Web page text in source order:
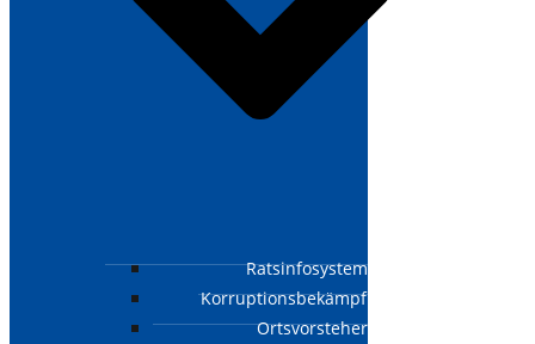
Ratsinfosystem
Korruptionsbekämpfungsgesetz
Ortsvorsteher